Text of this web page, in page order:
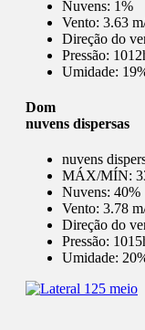
Nuvens: 1%
Vento: 3.63
Direção do
Pressão:
Umidade:
Dom
nuvens dispersas
nuvens
MÁX/MÍN:
Nuvens: 40%
Vento: 3.78
Direção do
Pressão:
Umidade: